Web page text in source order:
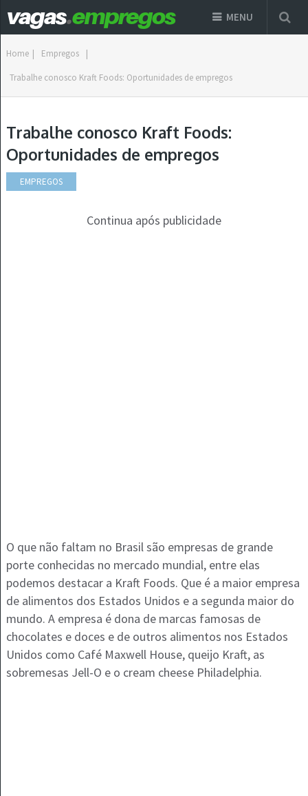
MENU
Home | Empregos |
Trabalhe conosco Kraft Foods: Oportunidades de empregos
Trabalhe conosco Kraft Foods:
Oportunidades de empregos
EMPREGOS
Continua após publicidade
O que não faltam no Brasil são empresas de grande
porte conhecidas no mercado mundial, entre elas
podemos destacar a Kraft Foods. Que é a maior empresa
de alimentos dos Estados Unidos e a segunda maior do
mundo. A empresa é dona de marcas famosas de
chocolates e doces e de outros alimentos nos Estados
Unidos como Café Maxwell House, queijo Kraft, as
sobremesas Jell-O e o cream cheese Philadelphia.